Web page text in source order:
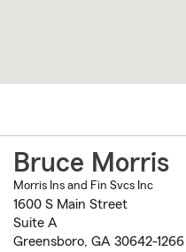
Bruce Morris
Morris Ins and Fin Svcs Inc
1600 S Main Street
Suite A
Greensboro, GA 30642-1266